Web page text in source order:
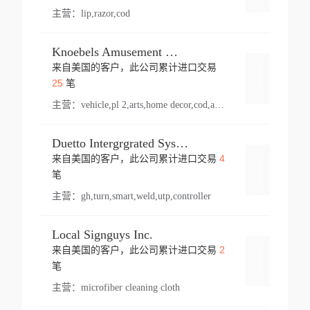
主营： lip,razor,cod
Knoebels Amusement Resort
来自美国的客户，此公司累计进口交易
25笔
主营： vehicle,pl 2,arts,home decor,cod,amusement ride,sea
Duetto Intergrgrated Systems Inc.
来自美国的客户，此公司累计进口交易 4
笔
主营： gh,turn,smart,weld,utp,controller
Local Signguys Inc.
来自美国的客户，此公司累计进口交易 2
笔
主营： microfiber cleaning cloth